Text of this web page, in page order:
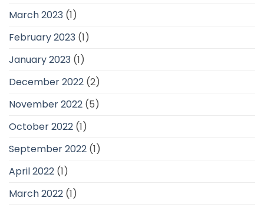
March 2023 (1)
February 2023 (1)
January 2023 (1)
December 2022 (2)
November 2022 (5)
October 2022 (1)
September 2022 (1)
April 2022 (1)
March 2022 (1)